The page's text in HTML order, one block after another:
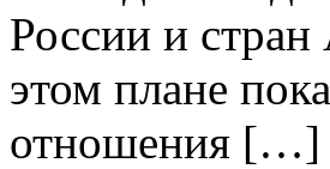
России и
этом плане
отношения […]